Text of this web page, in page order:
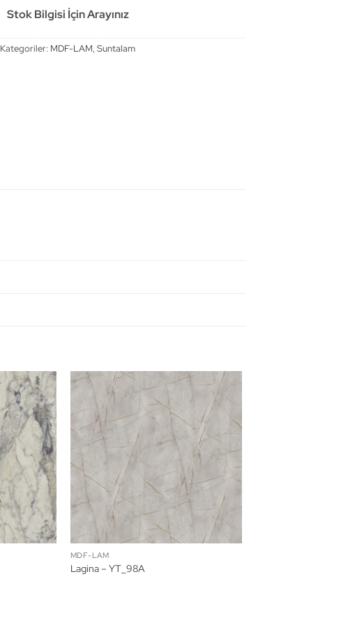
Stok Bilgisi İçin Arayınız
Kategoriler: MDF-LAM,Suntalam
MDF-LAM
Lagina – YT_98A